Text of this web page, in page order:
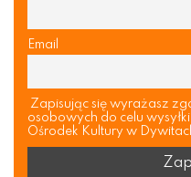
Email
Zapisując się wyrażasz
osobowych do celu
Ośrodek Kultury w